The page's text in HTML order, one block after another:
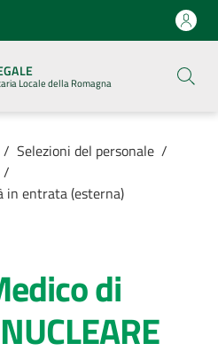
Locale della Romagna
/ Selezioni del personale /
/
in entrata (esterna)
di